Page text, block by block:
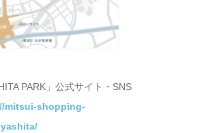
PARK」公式サイト・SNS
mitsui-shopping-